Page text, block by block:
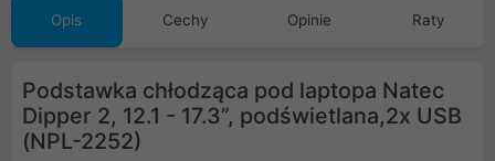
Opis Cechy Opinie Raty
Podstawka chłodząca pod laptopa Natec
Dipper 2, 12.1 - 17.3”, podświetlana,2x USB
(NPL-2252)